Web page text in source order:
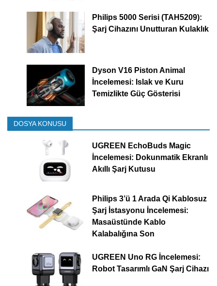
Philips 5000 Serisi (TAH5209):
Şarj Cihazını Unutturan Kulaklık
Dyson V16 Piston Animal
İncelemesi: Islak ve Kuru
Temizlikte Güç Gösterisi
DOSYA KONUSU
UGREEN EchoBuds Magic
İncelemesi: Dokunmatik Ekranlı
Akıllı Şarj Kutusu
Philips 3’ü 1 Arada Qi Kablosuz
Şarj İstasyonu İncelemesi:
Masaüstünde Kablo
Kalabalığına Son
UGREEN Uno RG İncelemesi:
Robot Tasarımlı GaN Şarj Cihazı